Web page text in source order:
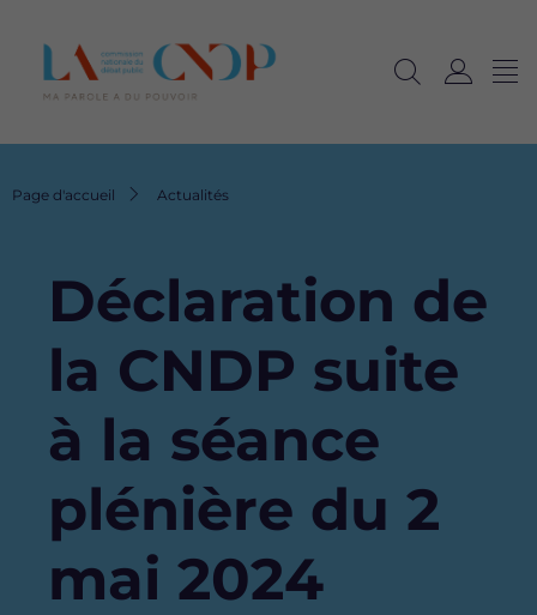
recherche
n
o
n
Fil
Page d'accueil Actualités
Déclaration de
la CNDP suite
à la séance
plénière du 2
mai 2024